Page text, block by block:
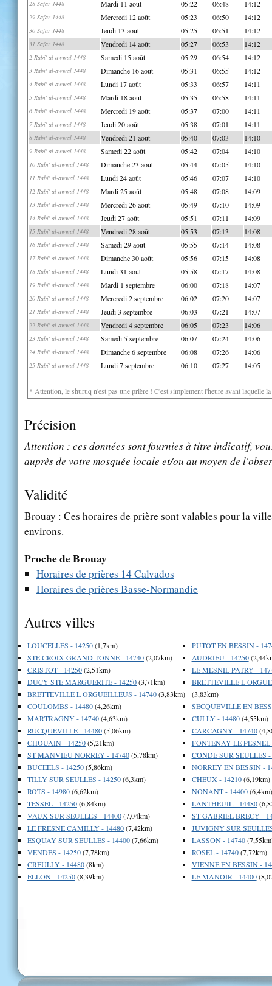
28 Safar 1448 Mardi 11 août 05:22 06:48 14:12
29 Safar 1448 Mercredi 12 août 05:23 06:50 14:12
30 Safar 1448 Jeudi 13 août 05:25 06:51 14:12
31 Safar 1448 Vendredi 14 août 05:27 06:53 14:12
2 Rabi' al-awwal 1448 Samedi 15 août 05:29 06:54 14:12
3 Rabi' al-awwal 1448 Dimanche 16 août 05:31 06:55 14:12
4 Rabi' al-awwal 1448 Lundi 17 août 05:33 06:57 14:11
5 Rabi' al-awwal 1448 Mardi 18 août 05:35 06:58 14:11
6 Rabi' al-awwal 1448 Mercredi 19 août 05:37 07:00 14:11
7 Rabi' al-awwal 1448 Jeudi 20 août 05:38 07:01 14:11
8 Rabi' al-awwal 1448 Vendredi 21 août 05:40 07:03 14:10
9 Rabi' al-awwal 1448 Samedi 22 août 05:42 07:04 14:10
10 Rabi' al-awwal 1448 Dimanche 23 août 05:44 07:05 14:10
11 Rabi' al-awwal 1448 Lundi 24 août 05:46 07:07 14:10
12 Rabi' al-awwal 1448 Mardi 25 août 05:48 07:08 14:09
13 Rabi' al-awwal 1448 Mercredi 26 août 05:49 07:10 14:09
14 Rabi' al-awwal 1448 Jeudi 27 août 05:51 07:11 14:09
15 Rabi' al-awwal 1448 Vendredi 28 août 05:53 07:13 14:08
16 Rabi' al-awwal 1448 Samedi 29 août 05:55 07:14 14:08
17 Rabi' al-awwal 1448 Dimanche 30 août 05:56 07:15 14:08
18 Rabi' al-awwal 1448 Lundi 31 août 05:58 07:17 14:08
19 Rabi' al-awwal 1448 Mardi 1 septembre 06:00 07:18 14:07
20 Rabi' al-awwal 1448 Mercredi 2 septembre 06:02 07:20 14:07
21 Rabi' al-awwal 1448 Jeudi 3 septembre 06:03 07:21 14:07
22 Rabi' al-awwal 1448 Vendredi 4 septembre 06:05 07:23 14:06
23 Rabi' al-awwal 1448 Samedi 5 septembre 06:07 07:24 14:06
24 Rabi' al-awwal 1448 Dimanche 6 septembre 06:08 07:26 14:06
25 Rabi' al-awwal 1448 Lundi 7 septembre 06:10 07:27 14:05
* Attention, le shuruq n'est pas une prière ! C'est simplement l'heure avant laquelle
Précision
Attention : ces données sont fournies à titre indicatif,
auprès de votre mosquée locale et/ou au moyen de
Validité
Brouay : Ces horaires de prière sont valables pour la
environs.
Proche de Brouay
Horaires de prières 14 Calvados
Horaires de prières Basse-Normandie
Autres villes
LOUCELLES - 14250(1,7km)
STE CROIX GRAND TONNE - 14740(2,07km)
CRISTOT - 14250(2,51km)
DUCY STE MARGUERITE - 14250(3,71km)
BRETTEVILLE L ORGUEILLEUS - 14740(3,83km)
COULOMBS - 14480(4,26km)
MARTRAGNY - 14740(4,63km)
RUCQUEVILLE - 14480(5,06km)
CHOUAIN - 14250(5,21km)
ST MANVIEU NORREY - 14740(5,78km)
BUCEELS - 14250(5,86km)
TILLY SUR SEULLES - 14250(6,3km)
ROTS - 14980(6,62km)
TESSEL - 14250(6,84km)
VAUX SUR SEULLES - 14400(7,04km)
LE FRESNE CAMILLY - 14480(7,42km)
ESQUAY SUR SEULLES - 14400(7,66km)
VENDES - 14250(7,78km)
CREULLY - 14480(8km)
ELLON - 14250(8,39km)
PUTOT EN BESSIN -
AUDRIEU - 14250
LE MESNIL PATRY -
BRETTEVILLE L
(3,83km)
SECQUEVILLE EN
CULLY - 14480(4,55km)
CARCAGNY - 14740
FONTENAY LE PESNEL
CONDE SUR SEULLES -
NORREY EN BESSIN -
CHEUX - 14210(6,19km)
NONANT - 14400(6,4km)
LANTHEUIL - 14480
ST GABRIEL BRECY -
JUVIGNY SUR
LASSON - 14740
ROSEL - 14740(7,72km)
VIENNE EN BESSIN -
LE MANOIR - 14400